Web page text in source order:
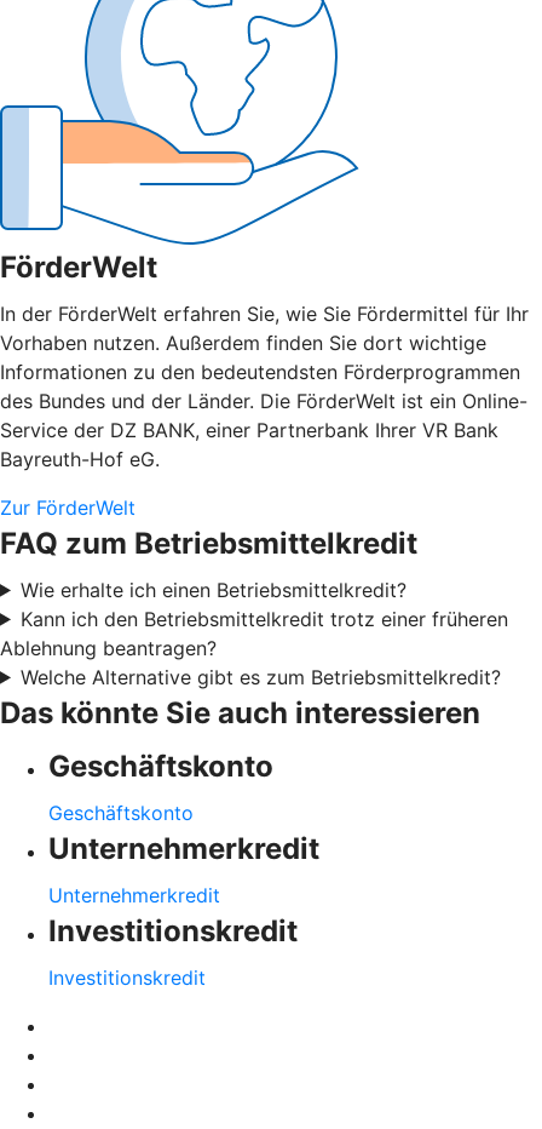
FörderWelt
In der FörderWelt erfahren Sie, wie Sie Fördermittel für Ihr
Vorhaben nutzen. Außerdem finden Sie dort wichtige
Informationen zu den bedeutendsten Förderprogrammen
des Bundes und der Länder. Die FörderWelt ist ein Online-
Service der DZ BANK, einer Partnerbank Ihrer VR Bank
Bayreuth-Hof eG.
Zur FörderWelt
FAQ zum Betriebsmittelkredit
Wie erhalte ich einen Betriebsmittelkredit?
Kann ich den Betriebsmittelkredit trotz einer früheren
Ablehnung beantragen?
Welche Alternative gibt es zum Betriebsmittelkredit?
Das könnte Sie auch interessieren
Geschäftskonto
Geschäftskonto
Unternehmerkredit
Unternehmerkredit
Investitionskredit
Investitionskredit